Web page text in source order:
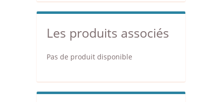
Les produits associés
Pas de produit disponible